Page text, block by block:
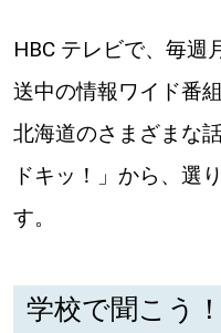
札幌
道北
道南
道東
道央
HBC テレビで、毎週
送中の情報ワイド番
北海道のさまざまな
ドキッ！」から、選
す。
学校で聞こう